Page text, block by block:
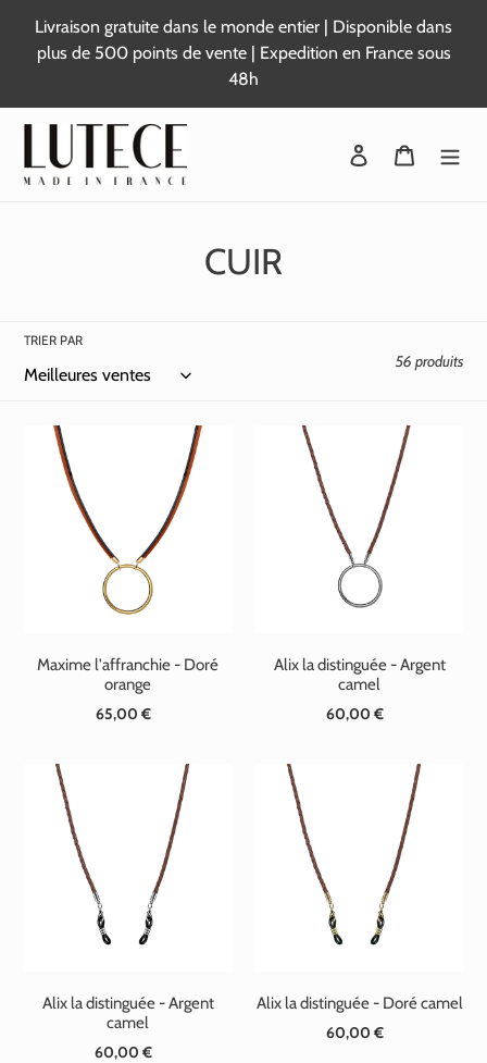
contenu
Livraison gratuite dans le monde entier | Disponible dans
plus de 500 points de vente | Expedition en France sous
48h
Se connecter
Panier
C
:
CUIR
TRIER PAR
56 produits
Maxime l'affranchie - Doré
orange
Prix
65,00 €
Alix la distinguée - Argent
camel
Prix
60,00 €
Alix la distinguée - Argent
camel
Prix
60,00 €
Alix la distinguée - Doré camel
Prix
60,00 €